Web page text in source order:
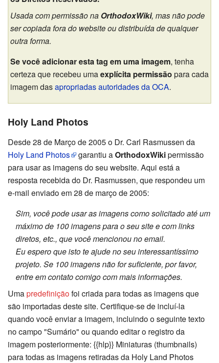
Usada com permissão na OrthodoxWiki, mas não pode
ser copiada fora do website ou distribuída de qualquer
outra forma.
Se você adicionar esta tag em uma imagem, tenha
certeza que recebeu umaexplícita permissão para cada
imagem dasapropriadas autoridades da OCA.
Holy Land Photos
Desde 28 de Março de 2005 o Dr. Carl Rasmussen da
Holy Land Photos
garantiu aOrthodoxWikipermissão
para usar as imagens do seu website. Aqui está a
resposta recebida do Dr. Rasmussen, que respondeu um
e-mail enviado em 28 de março de 2005:
Sim, você pode usar as imagens como solicitado até um
máximo de 100 imagens para o seu site e com links
diretos, etc., que você mencionou no email.
Eu espero que isto te ajude no seu interessantíssimo
projeto. Se 100 imagens não for suficiente, por favor,
entre em contato comigo com mais informações.
Umapredefiniçãofoi criada para todas as imagens que
são importadas deste site. Certifique-se de incluí-la
quando você enviar a imagem, incluindo o seguinte texto
no campo "Sumário" ou quando editar o registro da
imagem posteriormente: {{hlp}} Miniaturas (thumbnails)
para todas as imagens retiradas da Holy Land Photos